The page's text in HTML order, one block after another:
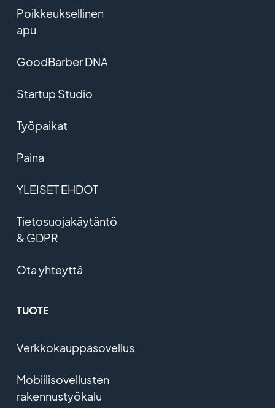
Poikkeuksellinen
apu
GoodBarber DNA
Startup Studio
Työpaikat
Paina
YLEISET EHDOT
Tietosuojakäytäntö
& GDPR
Ota yhteyttä
TUOTE
Verkkokauppasovellus
Mobiilisovellusten
rakennustyökalu